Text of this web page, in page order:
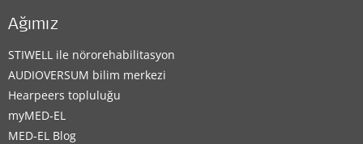
Maxtone İdeal
Alleben Mahallesi Gazi Muhtar Paşa Bulvarı No: 10/B
Gaziantep
Desteklenen İşitme Çözümleri:
Ağımız
STIWELL ile nörorehabilitasyon
AUDIOVERSUM bilim merkezi
Hearpeers topluluğu
myMED‑EL
MED-EL Blog